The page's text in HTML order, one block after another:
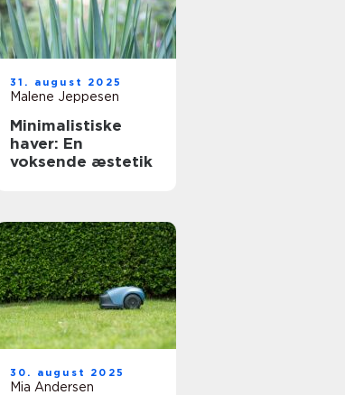
31. august 2025
Malene Jeppesen
Minimalistiske
haver: En
voksende æstetik
30. august 2025
Mia Andersen